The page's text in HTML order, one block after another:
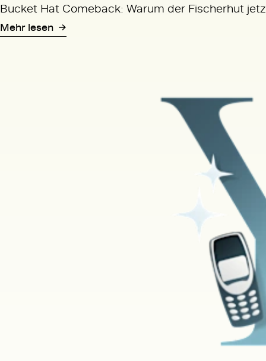
Bucket Hat Comeback: Warum der Fischerhut
Mehr lesen